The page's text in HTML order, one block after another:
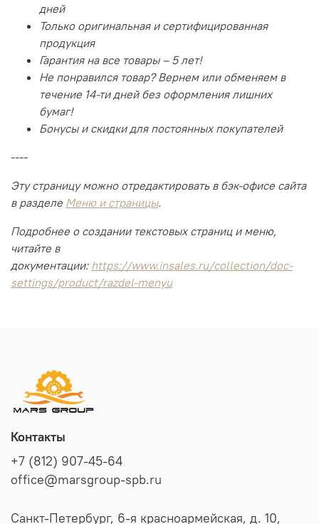
дней
Только оригинальная и сертифицированная
продукция
Гарантия на все товары – 5 лет!
Не понравился товар? Вернем или обменяем в
течение 14-ти дней без оформления лишних
бумаг!
Бонусы и скидки для постоянных покупателей
----
Эту страницу можно отредактировать в бэк-офисе сайта
в разделе Меню и страницы.
Подробнее о создании текстовых страниц и меню,
читайте в
документации: https://www.insales.ru/collection/doc-
settings/product/razdel-menyu
Контакты
+7 (812) 907-45-64
office@marsgroup-spb.ru
Санкт-Петербург, 6-я красноармейская, д. 10,